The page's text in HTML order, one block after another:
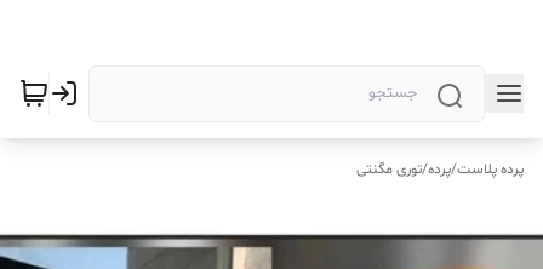
پرده پلاست/پرده/توری مگنتی